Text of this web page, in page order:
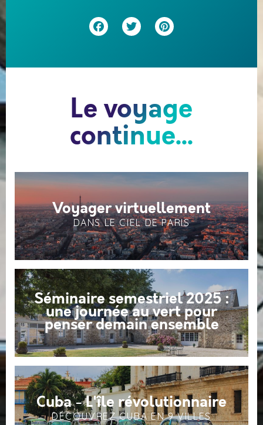
Facebook
Twitter
Le voyage
continue...
Voyager virtuellement
DANS LE CIEL DE PARIS
Séminaire semestriel 2025 :
une journée au vert pour
penser demain ensemble
Cuba - L'île révolutionnaire
DÉCOUVREZ CUBA EN 9 VILLES